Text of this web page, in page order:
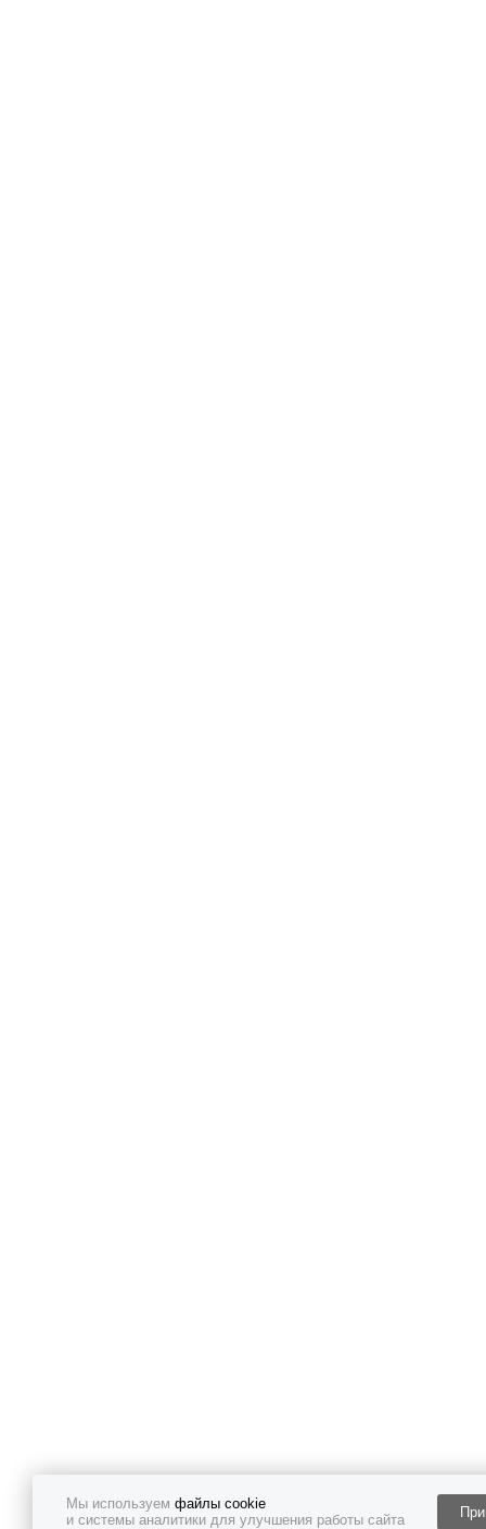
Мы используем файлы cookie
и системы аналитики для улучшения работы сайта